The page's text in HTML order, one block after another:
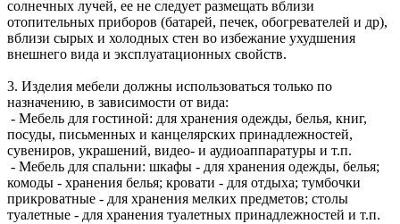
солнечных лучей, ее не следует размещать вблизи
отопительных приборов (батарей, печек, обогревателей и др),
вблизи сырых и холодных стен во избежание ухудшения
внешнего вида и эксплуатационных свойств.
3. Изделия мебели должны использоваться только по
назначению, в зависимости от вида:
- Мебель для гостиной: для хранения одежды, белья, книг,
посуды, письменных и канцелярских принадлежностей,
сувениров, украшений, видео- и аудиоаппаратуры и т.п.
- Мебель для спальни: шкафы - для хранения одежды, белья;
комоды - хранения белья; кровати - для отдыха; тумбочки
прикроватные - для хранения мелких предметов; столы
туалетные - для хранения туалетных принадлежностей и т.п.